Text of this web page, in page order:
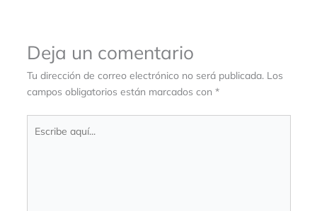
Deja un comentario
Tu dirección de correo electrónico no será publicada. Los
campos obligatorios están marcados con *
aquí...